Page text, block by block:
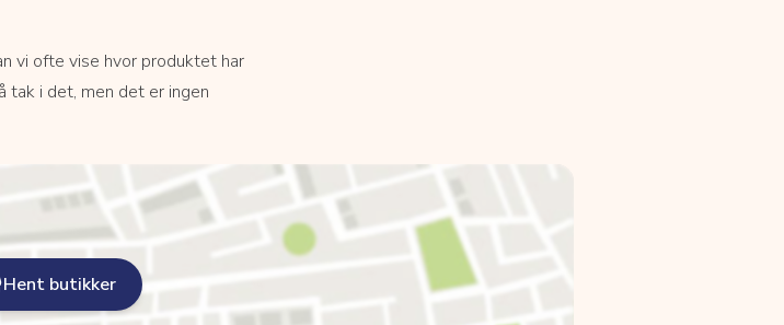
vi ofte vise hvor produktet har
tak i det, men det er ingen
Hent butikker